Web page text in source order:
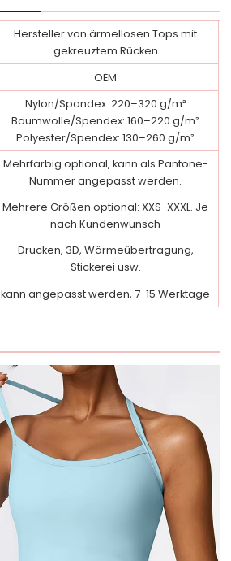
Hersteller von ärmellosen Tops mit
gekreuztem Rücken
OEM
Nylon/Spandex: 220–320 g/m²
Baumwolle/Spendex: 160–220 g/m²
Polyester/Spendex: 130–260 g/m²
Mehrfarbig optional, kann als Pantone-
Nummer angepasst werden.
Mehrere Größen optional: XXS-XXXL. Je
nach Kundenwunsch
Drucken, 3D, Wärmeübertragung,
Stickerei usw.
kann angepasst werden, 7-15 Werktage